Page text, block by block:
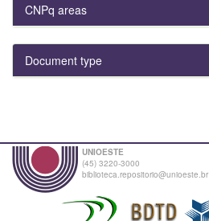
CNPq areas
Document type
UNIOESTE
(45) 3220-3000
biblioteca.repositorio@unioeste.br